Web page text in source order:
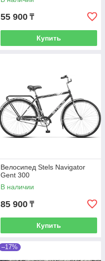
55 900 ₸
Купить
Велосипед Stels Navigator
Gent 300
В наличии
85 900 ₸
Купить
–17%